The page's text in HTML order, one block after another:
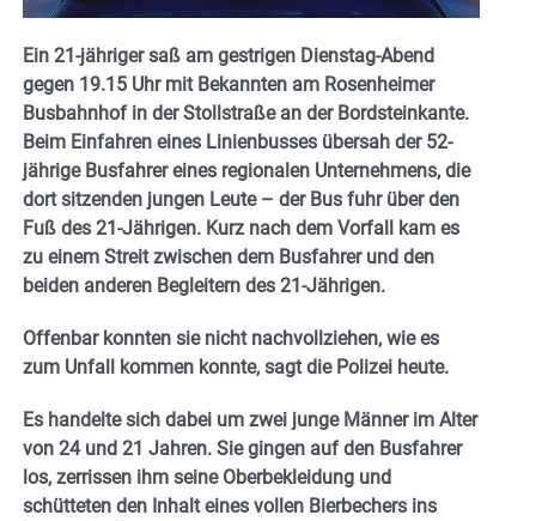
Ein 21-jähriger saß am gestrigen Dienstag-Abend
gegen 19.15 Uhr mit Bekannten am Rosenheimer
Busbahnhof in der Stollstraße an der Bordsteinkante.
Beim Einfahren eines Linienbusses übersah der 52-
jährige Busfahrer eines regionalen Unternehmens, die
dort sitzenden jungen Leute – der Bus fuhr über den
Fuß des 21-Jährigen. Kurz nach dem Vorfall kam es
zu einem Streit zwischen dem Busfahrer und den
beiden anderen Begleitern des 21-Jährigen.
Offenbar konnten sie nicht nachvollziehen, wie es
zum Unfall kommen konnte, sagt die Polizei heute.
Es handelte sich dabei um zwei junge Männer im Alter
von 24 und 21 Jahren. Sie gingen auf den Busfahrer
los, zerrissen ihm seine Oberbekleidung und
schütteten den Inhalt eines vollen Bierbechers ins